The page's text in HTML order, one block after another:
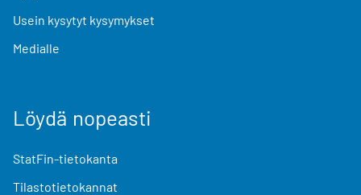
Usein kysytyt kysymykset
Medialle
Löydä nopeasti
StatFin-tietokanta
Tilastotietokannat